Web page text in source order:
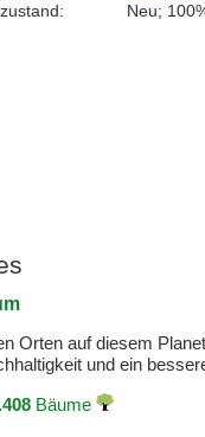
Neu;
Orten auf diesem
und ein
Bäume